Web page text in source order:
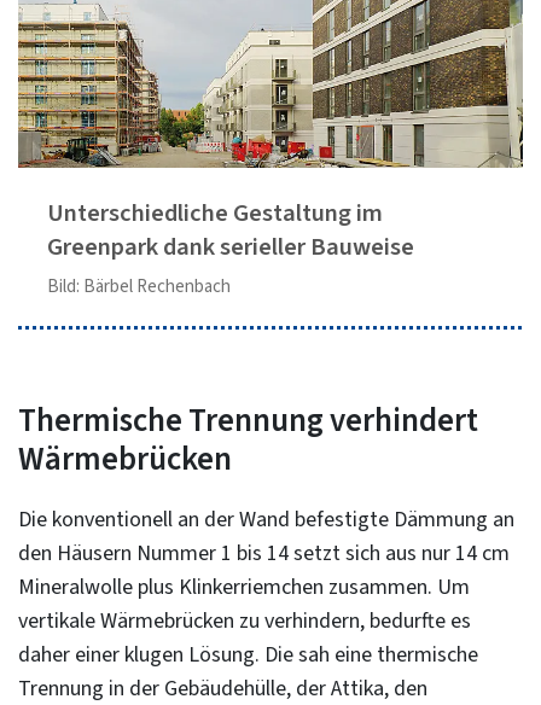
Unterschiedliche Gestaltung im
Greenpark dank serieller Bauweise
Bild: Bärbel Rechenbach
Thermische Trennung verhindert
Wärmebrücken
Die konventionell an der Wand befestigte Dämmung an
den Häusern Nummer 1 bis 14 setzt sich aus nur 14 cm
Mineralwolle plus Klinkerriemchen zusammen. Um
vertikale Wärmebrücken zu verhindern, bedurfte es
daher einer klugen Lösung. Die sah eine thermische
Trennung in der Gebäudehülle, der Attika, den